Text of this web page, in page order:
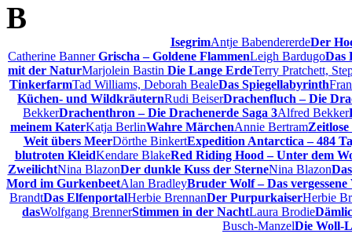
B
IsegrimAntje BabendererdeDer
Catherine BannerGrischa – Goldene FlammenLeigh BardugoDas
mit der NaturMarjolein Bastin Die Lange ErdeTerry Pratchett,
TinkerfarmTad Williams, Deborah BealeDas Spiegellabyrinth
Küchen- und WildkräuternRudi BeiserDrachenfluch – Die
BekkerDrachenthron – Die Drachenerde Saga 3Alfred Bekker
meinem KaterKatja BerlinWahre MärchenAnnie BertramZeitlose
Weit übers MeerDörthe BinkertExpedition Antarctica – 484
blutroten KleidKendare BlakeRed Riding Hood – Unter dem
ZweilichtNina BlazonDer dunkle Kuss der SterneNina Blazon
Mord im GurkenbeetAlan BradleyBruder Wolf – Das vergessene
BrandtDas ElfenportalHerbie BrennanDer PurpurkaiserHerbie
dasWolfgang BrennerStimmen in der NachtLaura Brodie
Busch-ManzelDie Woll-